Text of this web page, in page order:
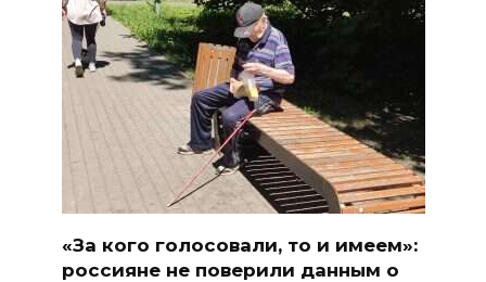
«За кого голосовали, то и имеем»:
россияне не поверили данным о